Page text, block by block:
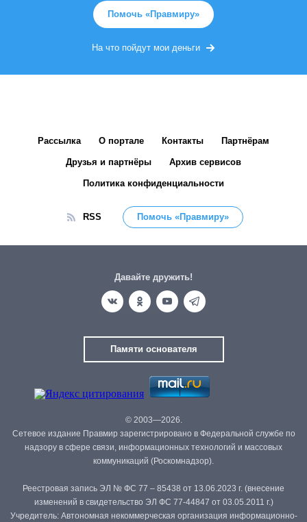
Помочь «Правмиру»
На что пойдут мои деньги
Рассылка О портале Контакты Партнёрам
Друзья и партнёры Архив сервисов
Политика конфиденциальности
RSS Помочь «Правмиру»
Давайте дружить!
Памяти основателя
© 2003—2026.
Сетевое издание Правмир зарегистрировано в Федеральной службе по
надзору в сфере связи, информационных технологий и массовых
коммуникаций (Роскомнадзор).
Реестровая запись ЭЛ № ФС 77 – 85438 от 13.06.2023 г. (внесение
изменений в свидетельство ЭЛ ФС 77-44847 от 03.05.2011 г.)
Учредитель: Автономная некоммерческая организация информационно-